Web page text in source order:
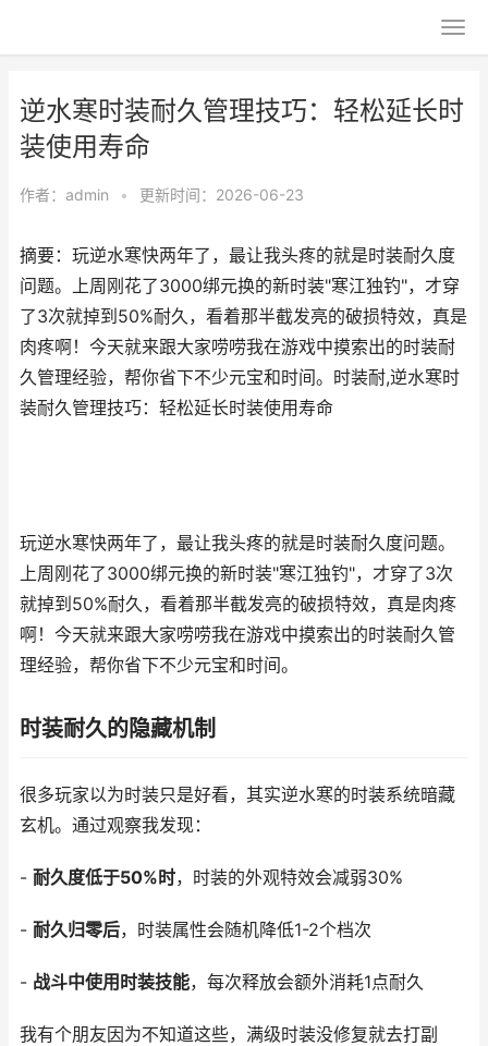
逆水寒时装耐久管理技巧：轻松延长时
装使用寿命
作者： admin • 更新时间：2026-06-23
摘要：玩逆水寒快两年了，最让我头疼的就是时装耐久度
问题。上周刚花了3000绑元换的新时装"寒江独钓"，才穿
了3次就掉到50%耐久，看着那半截发亮的破损特效，真是
肉疼啊！今天就来跟大家唠唠我在游戏中摸索出的时装耐
久管理经验，帮你省下不少元宝和时间。时装耐,逆水寒时
装耐久管理技巧：轻松延长时装使用寿命
玩逆水寒快两年了，最让我头疼的就是时装耐久度问题。
上周刚花了3000绑元换的新时装"寒江独钓"，才穿了3次
就掉到50%耐久，看着那半截发亮的破损特效，真是肉疼
啊！今天就来跟大家唠唠我在游戏中摸索出的时装耐久管
理经验，帮你省下不少元宝和时间。
时装耐久的隐藏机制
很多玩家以为时装只是好看，其实逆水寒的时装系统暗藏
玄机。通过观察我发现：
- 耐久度低于50%时，时装的外观特效会减弱30%
- 耐久归零后，时装属性会随机降低1-2个档次
- 战斗中使用时装技能，每次释放会额外消耗1点耐久
我有个朋友因为不知道这些，满级时装没修复就去打副